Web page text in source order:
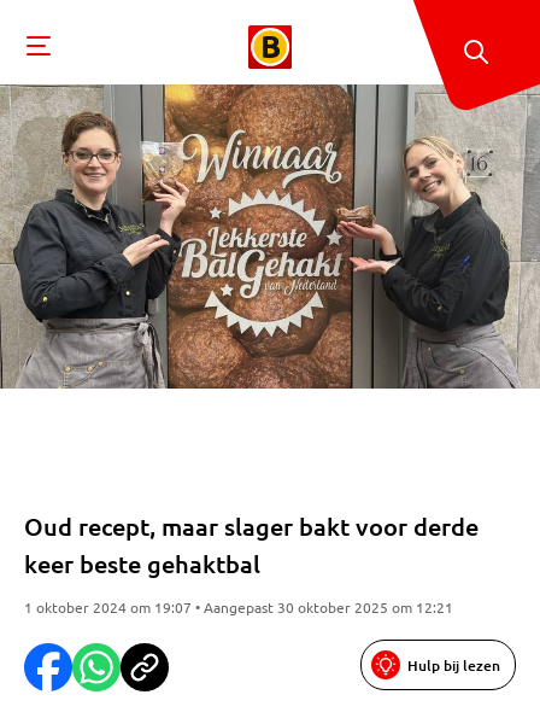
Oud recept, maar slager bakt voor derde
keer beste gehaktbal
1 oktober 2024 om 19:07 • Aangepast 30 oktober 2025 om 12:21
Hulp bij lezen